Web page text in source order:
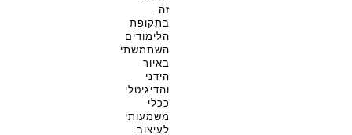
זה.
בתקופת
הלימודים
השתמשתי
באיור
הידני
והדיגיטלי
ככלי
משמעותי
לעיצוב